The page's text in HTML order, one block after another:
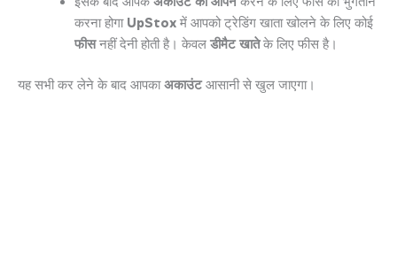
करना होगा UpStox में आपको ट्रेडिंग खाता खोलने के लिए कोई
फीसनहीं देनी होती है। केवलडीमैट खातेके लिए फीस है।
यह सभी कर लेने के बाद आपकाअकाउंटआसानी से खुल जाएगा।